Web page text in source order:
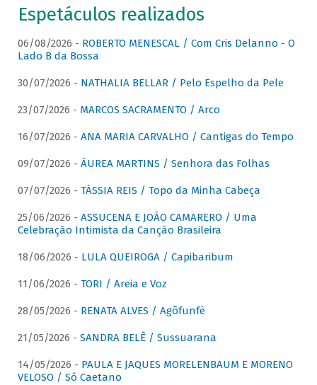
Espetáculos realizados
06/08/2026 - ROBERTO MENESCAL / Com Cris Delanno - O
Lado B da Bossa
30/07/2026 - NATHALIA BELLAR / Pelo Espelho da Pele
23/07/2026 - MARCOS SACRAMENTO / Arco
16/07/2026 - ANA MARIA CARVALHO / Cantigas do Tempo
09/07/2026 - ÁUREA MARTINS / Senhora das Folhas
07/07/2026 - TÁSSIA REIS / Topo da Minha Cabeça
25/06/2026 - ASSUCENA E JOÃO CAMARERO / Uma
Celebração Intimista da Canção Brasileira
18/06/2026 - LULA QUEIROGA / Capibaribum
11/06/2026 - TORI / Areia e Voz
28/05/2026 - RENATA ALVES / Agôfunfè
21/05/2026 - SANDRA BELÊ / Sussuarana
14/05/2026 - PAULA E JAQUES MORELENBAUM E MORENO
VELOSO / Só Caetano